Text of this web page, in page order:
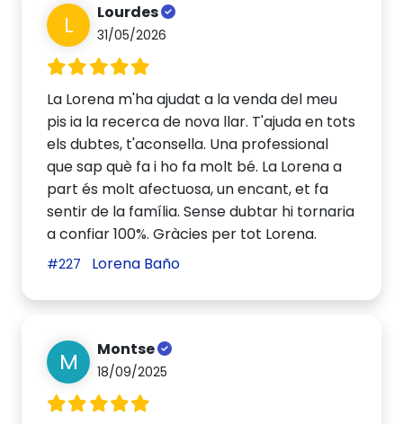
L Lourdes
31/05/2026
La Lorena m'ha ajudat a la venda del meu
pis ia la recerca de nova llar. T'ajuda en tots
els dubtes, t'aconsella. Una professional
que sap què fa i ho fa molt bé. La Lorena a
part és molt afectuosa, un encant, et fa
sentir de la família. Sense dubtar hi tornaria
a confiar 100%. Gràcies per tot Lorena.
#227 Lorena Baño
M Montse
18/09/2025